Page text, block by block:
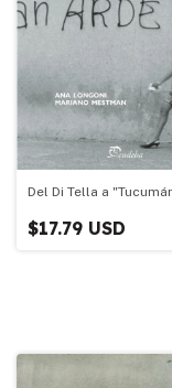
Del Di Tella a
$17.79 USD